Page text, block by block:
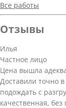
Все работы
Отзывы
Илья
Частное лицо
Цена вышла
Доставили точно
подождать с
качественная, без